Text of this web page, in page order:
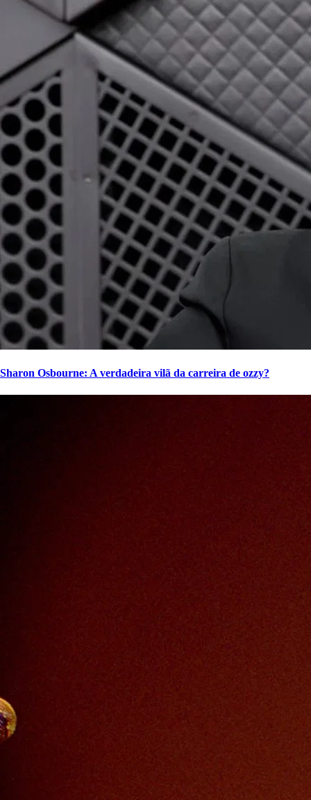
Sharon Osbourne: A verdadeira vilã da carreira de ozzy?